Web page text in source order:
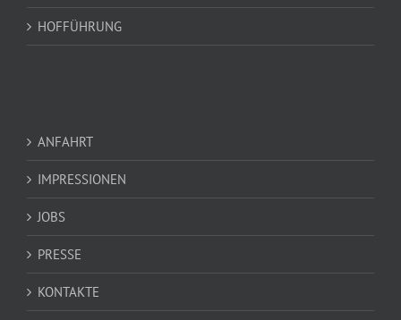
HOFFÜHRUNG
ANFAHRT
IMPRESSIONEN
JOBS
PRESSE
KONTAKTE